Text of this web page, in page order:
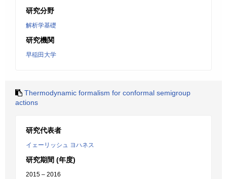
研究分野
解析学基礎
研究機関
早稲田大学
Thermodynamic formalism for conformal semigroup
actions
研究代表者
イェーリッシュ ヨハネス
研究期間 (年度)
2015 – 2016